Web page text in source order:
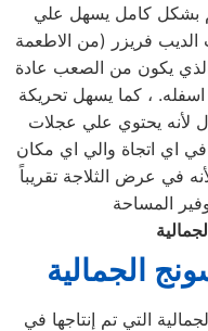
بشكل كامل يسهل علي
فريزر (من الاطعمة
يكون من الصعب عادة
، كما يسهل تحريكة
لأنه يحتوي علي عجلات
اي اتجاة والي اي مكان
في عرض الثلاجة تقريباً
الجمالية
التي تم إنتاجها في